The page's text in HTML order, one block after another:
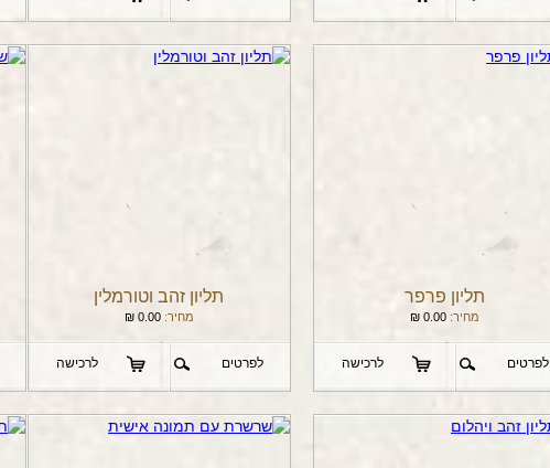
תליון פרפר
מחיר: 0.00
₪
לפרטים לרכישה
תליון זהב וטורמלין
מחיר: 0.00
₪
לפרטים לרכישה